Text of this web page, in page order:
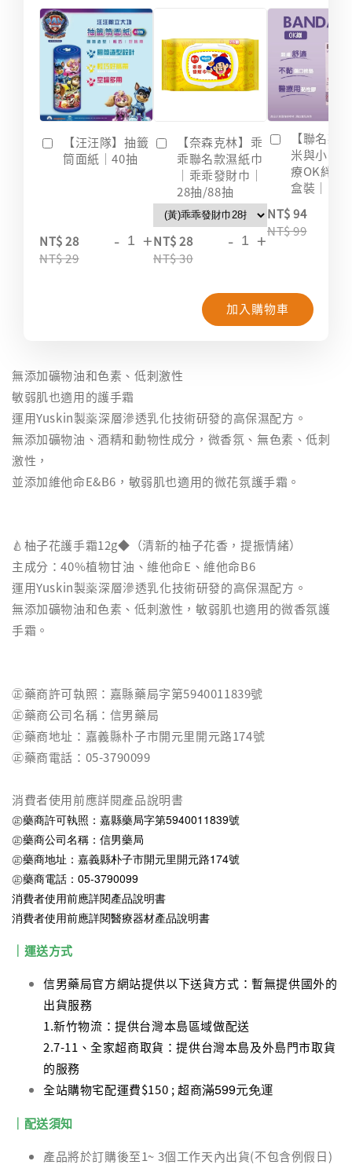
【汪汪隊】抽籤
筒面紙｜40抽
NT$ 28
NT$ 29
- +
【奈森克林】乖
乖聯名款濕紙巾
｜乖乖發財巾｜
28抽/88抽
NT$ 28
NT$ 30
- +
【聯名款
米與小惡
療OK絆｜
盒裝｜台
NT$ 94
NT$ 99
加入購物車
無添加礦物油和色素、低刺激性
敏弱肌也適用的護手霜
運用Yuskin製薬深層滲透乳化技術研發的高保濕配方。
無添加礦物油、酒精和動物性成分，微香氛、無色素、低刺
激性，
並添加維他命E&B6，敏弱肌也適用的微花氛護手霜。
🍐柚子花護手霜12g◆（清新的柚子花香，提振情緒）
主成分：40%植物甘油、維他命E、維他命B6
運用Yuskin製薬深層滲透乳化技術研發的高保濕配方。
無添加礦物油和色素、低刺激性，敏弱肌也適用的微香氛護
手霜。
㊣藥商許可執照：嘉縣藥局字第5940011839號
㊣藥商公司名稱：信男藥局
㊣藥商地址：嘉義縣朴子市開元里開元路174號
㊣藥商電話：05-3790099
消費者使用前應詳閱產品說明書
㊣藥商許可執照：嘉縣藥局字第5940011839號
㊣藥商公司名稱：信男藥局
㊣藥商地址：嘉義縣朴子市開元里開元路174號
㊣藥商電話：05-3790099
消費者使用前應詳閱產品說明書
消費者使用前應詳閱醫療器材產品說明書
｜運送方式
信男藥局官方網站提供以下送貨方式：暫無提供國外的
出貨服務
1.新竹物流：提供台灣本島區域做配送
2.7-11、全家超商取貨：提供台灣本島及外島門市取貨
的服務
全站購物宅配運費$150 ; 超商滿599元免運
｜配送須知
產品將於訂購後至1~ 3個工作天內出貨(不包含例假日)